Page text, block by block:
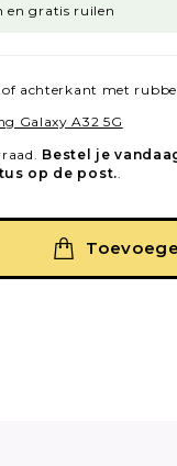
gratis ruilen
achterkant met
Galaxy A32 5G
Bestel je
op de post.